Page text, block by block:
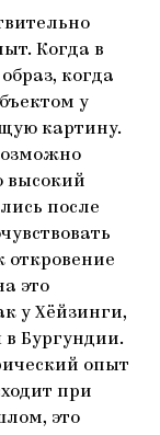
Когда в
когда
у
картину.
высокий
после
откровение
это
у Хёйзинги,
в Бургундии.
опыт
при
это